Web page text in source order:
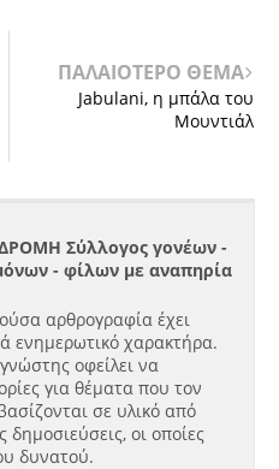
ΠΑΛΑΙΟΤΕΡΟ ΘΕΜΑ
Jabulani, η μπάλα του
Μουντιάλ
Σύλλογος γονέων -
- φίλων με αναπηρία
αρθρογραφία έχει
ενημερωτικό χαρακτήρα.
οφείλει να
για θέματα που τον
σε υλικό από
δημοσιεύσεις, οι οποίες
δυνατού.